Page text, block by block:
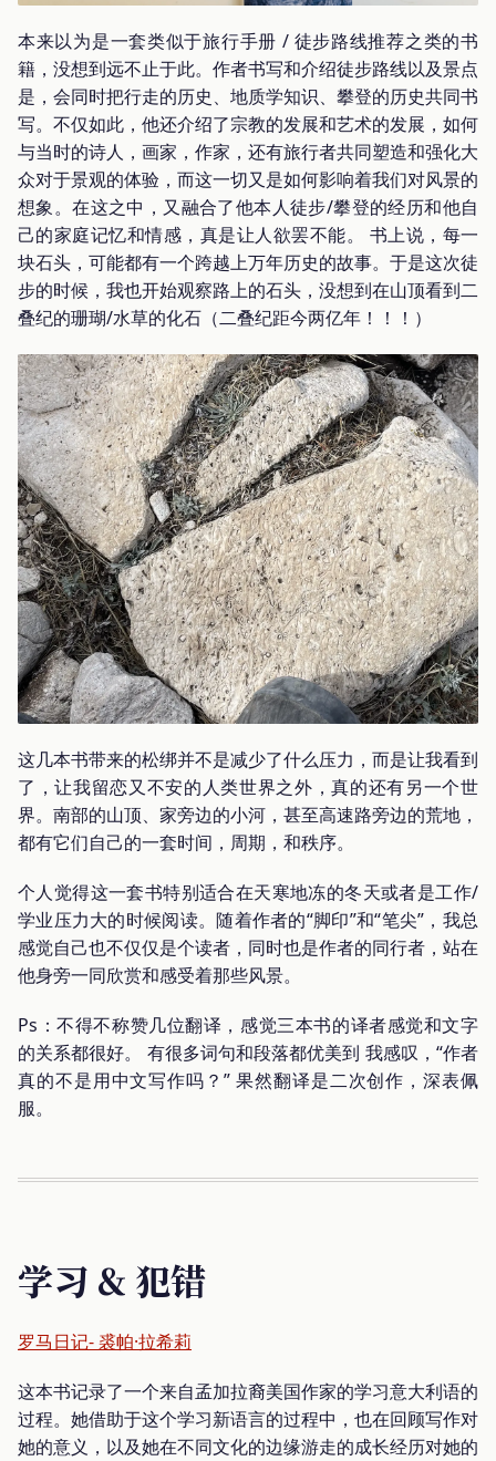
本来以为是一套类似于旅行手册 / 徒步路线推荐之类的书
籍，没想到远不止于此。作者书写和介绍徒步路线以及景点
是，会同时把行走的历史、地质学知识、攀登的历史共同书
写。不仅如此，他还介绍了宗教的发展和艺术的发展，如何
与当时的诗人，画家，作家，还有旅行者共同塑造和强化大
众对于景观的体验，而这一切又是如何影响着我们对风景的
想象。在这之中，又融合了他本人徒步/攀登的经历和他自
己的家庭记忆和情感，真是让人欲罢不能。 书上说，每一
块石头，可能都有一个跨越上万年历史的故事。于是这次徒
步的时候，我也开始观察路上的石头，没想到在山顶看到二
叠纪的珊瑚/水草的化石（二叠纪距今两亿年！！！）
这几本书带来的松绑并不是减少了什么压力，而是让我看到
了，让我留恋又不安的人类世界之外，真的还有另一个世
界。南部的山顶、家旁边的小河，甚至高速路旁边的荒地，
都有它们自己的一套时间，周期，和秩序。
个人觉得这一套书特别适合在天寒地冻的冬天或者是工作/
学业压力大的时候阅读。随着作者的“脚印”和“笔尖”，我总
感觉自己也不仅仅是个读者，同时也是作者的同行者，站在
他身旁一同欣赏和感受着那些风景。
Ps：不得不称赞几位翻译，感觉三本书的译者感觉和文字
的关系都很好。 有很多词句和段落都优美到 我感叹，“作者
真的不是用中文写作吗？” 果然翻译是二次创作，深表佩
服。
学习 & 犯错
罗马日记- 裘帕·拉希莉
这本书记录了一个来自孟加拉裔美国作家的学习意大利语的
过程。她借助于这个学习新语言的过程中，也在回顾写作对
她的意义，以及她在不同文化的边缘游走的成长经历对她的